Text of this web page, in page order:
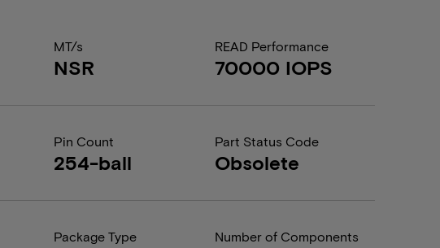
MT/s
NSR
READ Performance
70000 IOPS
Pin Count
254-ball
Part Status Code
Obsolete
Package Type Number of Components